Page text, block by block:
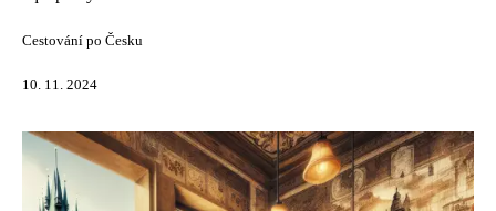
Cestování po Česku
10. 11. 2024